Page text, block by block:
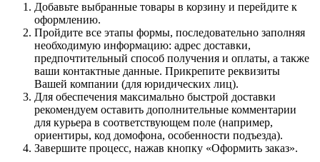
Добавьте выбранные товары в корзину и перейдите к
оформлению.
Пройдите все этапы формы, последовательно заполняя
необходимую информацию: адрес доставки,
предпочтительный способ получения и оплаты, а также
ваши контактные данные. Прикрепите реквизиты
Вашей компании (для юридических лиц).
Для обеспечения максимально быстрой доставки
рекомендуем оставить дополнительные комментарии
для курьера в соответствующем поле (например,
ориентиры, код домофона, особенности подъезда).
Завершите процесс, нажав кнопку «Оформить заказ».